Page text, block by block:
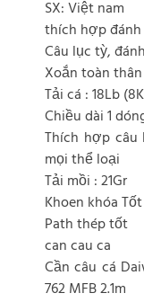
SX: Việt nam
thích hợp
Câu lục tỳ,
Xoắn toàn
Tải cá : 18Lb
Chiều dài 1
Thích hợp
mọi thể loại
Tải mồi : 21Gr
Khoen khóa Tốt
Path thép tốt
can cau ca
Cần câu cá
762 MFB 2.1m